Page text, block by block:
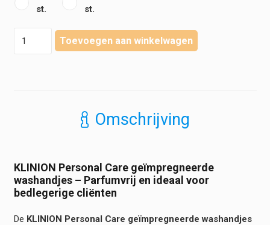
st.
st.
1
hoeveelheid
Toevoegen aan winkelwagen
Omschrijving
KLINION Personal Care geïmpregneerde
washandjes – Parfumvrij en ideaal voor
bedlegerige cliënten
De KLINION Personal Care geïmpregneerde washandjes